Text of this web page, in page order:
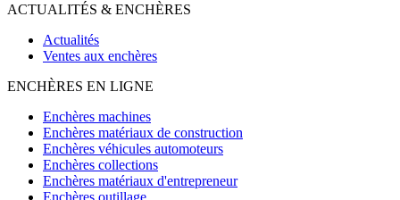
ACTUALITÉS & ENCHÈRES
Actualités
Ventes aux enchères
ENCHÈRES EN LIGNE
Enchères machines
Enchères matériaux de construction
Enchères véhicules automoteurs
Enchères collections
Enchères matériaux d'entrepreneur
Enchères outillage